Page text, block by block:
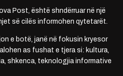
Post, është shndërruar në një
së cilës informohen qytetarët.
e botë, janë në fokusin kryesor
as fushat e tjera si: kultura,
shkenca, teknologjia informative